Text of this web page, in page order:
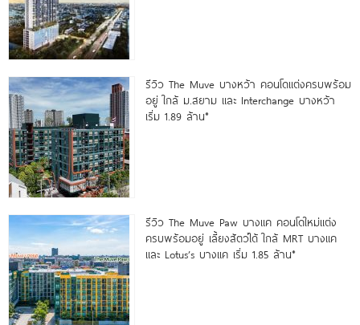
รีวิว The Muve บางหว้า คอนโดแต่งครบพร้อม
อยู่ ใกล้ ม.สยาม และ Interchange บางหว้า
เริ่ม 1.89 ล้าน*
รีวิว The Muve Paw บางแค คอนโดใหม่แต่ง
ครบพร้อมอยู่ เลี้ยงสัตว์ได้ ใกล้ MRT บางแค
และ Lotus’s บางแค เริ่ม 1.85 ล้าน*